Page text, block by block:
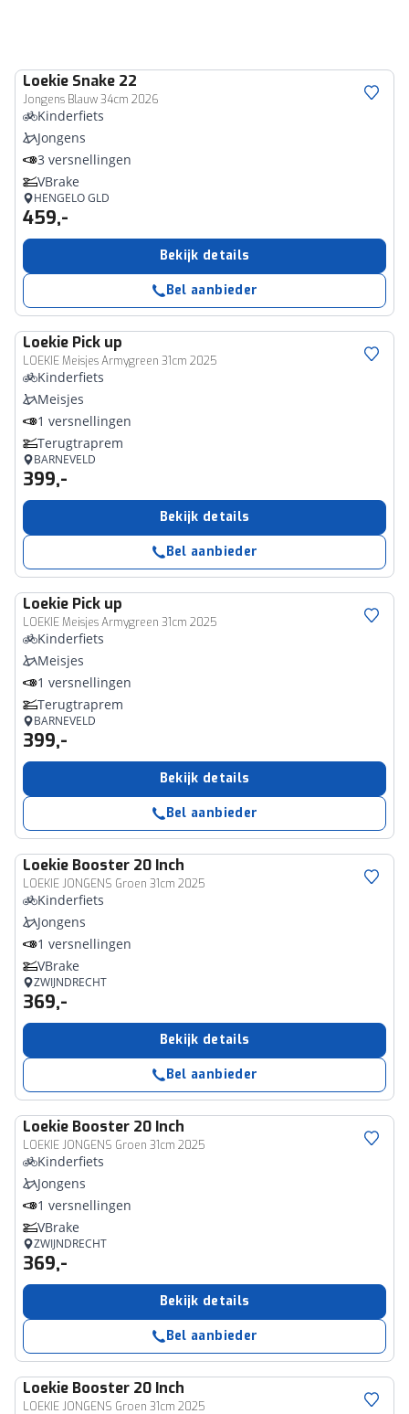
Loekie Snake 22
Jongens Blauw 34cm 2026
Kinderfiets
Jongens
3 versnellingen
VBrake
HENGELO GLD
459,-
Bekijk details
Bel aanbieder
Loekie Pick up
LOEKIE Meisjes Armygreen 31cm 2025
Kinderfiets
Meisjes
1 versnellingen
Terugtraprem
BARNEVELD
399,-
Bekijk details
Bel aanbieder
Loekie Pick up
LOEKIE Meisjes Armygreen 31cm 2025
Kinderfiets
Meisjes
1 versnellingen
Terugtraprem
BARNEVELD
399,-
Bekijk details
Bel aanbieder
Loekie Booster 20 Inch
LOEKIE JONGENS Groen 31cm 2025
Kinderfiets
Jongens
1 versnellingen
VBrake
ZWIJNDRECHT
369,-
Bekijk details
Bel aanbieder
Loekie Booster 20 Inch
LOEKIE JONGENS Groen 31cm 2025
Kinderfiets
Jongens
1 versnellingen
VBrake
ZWIJNDRECHT
369,-
Bekijk details
Bel aanbieder
Loekie Booster 20 Inch
LOEKIE JONGENS Groen 31cm 2025